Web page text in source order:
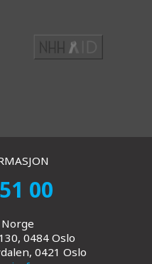
00
Norge
0484 Oslo
0421 Oslo